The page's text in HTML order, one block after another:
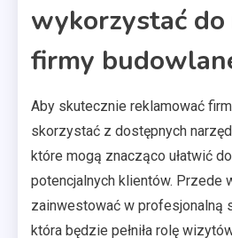
wykorzystać
firmy
Aby skutecznie reklamować
skorzystać z dostępnych
które mogą znacząco ułatwić
potencjalnych klientów. Przede
zainwestować w profesjonalną
która będzie pełniła rolę